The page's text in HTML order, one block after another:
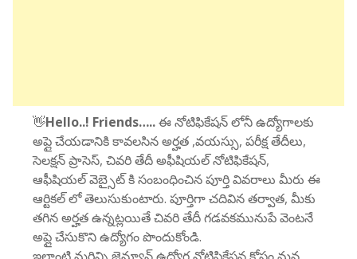
👋Hello..! Friends…..ఈ నోటిఫికేషన్ లోనీ ఉద్యోగాలకు
అప్లై చేయడానికి కావలసిన అర్హత ,వయస్సు, పరీక్ష తేదీలు,
సెలక్షన్ ప్రాసెస్, చివరి తేదీ అఫీషియల్ నోటిఫికేషన్,
ఆఫీషియల్ వెబ్సైట్ కి సంబంధించిన పూర్తి వివరాలు మీరు ఈ
ఆర్టికల్ లో తెలుసుకుంటారు. పూర్తిగా చదివిన తర్వాత, మీకు
తగిన అర్హత ఉన్నట్లయితే చివరి తేదీ గడవకమునుపే వెంటనే
అప్లై చేసుకొని ఉద్యోగం పొందుకోండి.